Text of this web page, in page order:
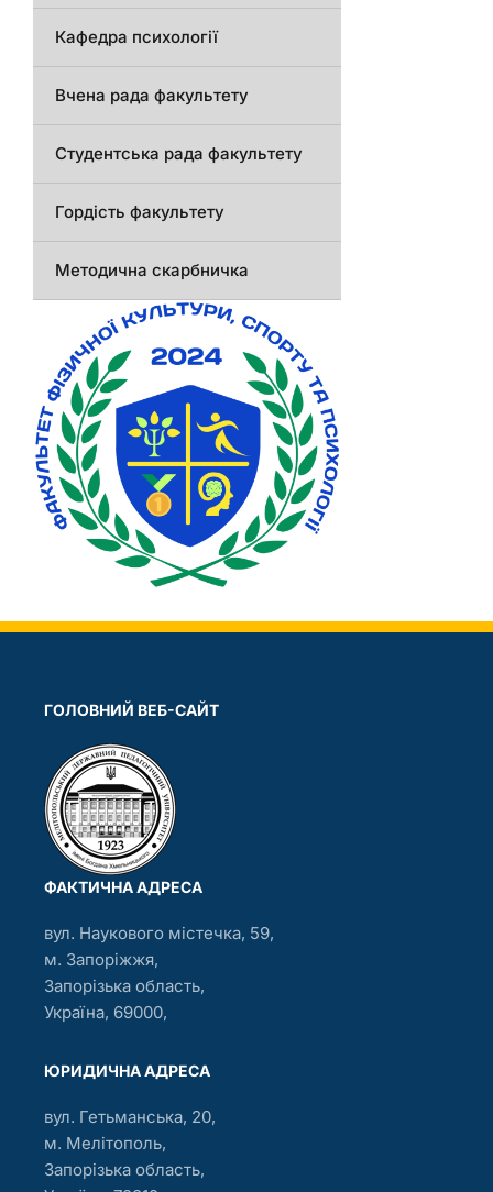
Кафедра психології
Вчена рада факультету
Студентська рада факультету
Гордість факультету
Методична скарбничка
ГОЛОВНИЙ ВЕБ-САЙТ
ФАКТИЧНА АДРЕСА
вул. Наукового містечка, 59,
м. Запоріжжя,
Запорізька область,
Україна, 69000,
ЮРИДИЧНА АДРЕСА
вул. Гетьманська, 20,
м. Мелітополь,
Запорізька область,